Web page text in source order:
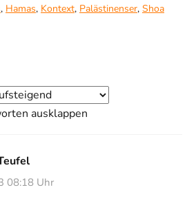
, Hamas, Kontext, Palästinenser, Shoa
ausklappen
08:18 Uhr